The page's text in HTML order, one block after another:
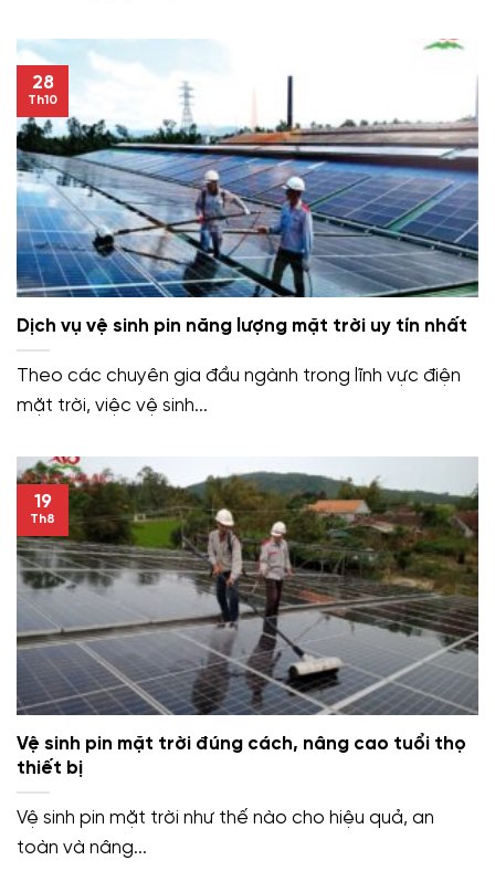
Dịch vụ vệ sinh pin năng lượng mặt trời uy tín nhất
Theo các chuyên gia đầu ngành trong lĩnh vực điện
mặt trời, việc vệ sinh...
28
Th10
Vệ sinh pin mặt trời đúng cách, nâng cao tuổi thọ
thiết bị
Vệ sinh pin mặt trời như thế nào cho hiệu quả, an
toàn và nâng...
19
Th8